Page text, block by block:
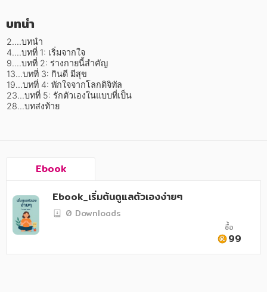
หมวดหมู่หนังสือ
อาหาร สุขภาพ การแพทย์
ศิลปะ บันเทิง กีฬา ท่องเที่ยว
สังคม วัฒนธรรม การปกครอง ศาสนาและปรัชญา
นิตยสาร หนังสือพิมพ์
ครอบครัว
บทนำ
2....บทนำ
4....บทที่ 1: เริ่มจากใจ
9....บทที่ 2: ร่างกายนี้สำคัญ
13...บทที่ 3: กินดี มีสุข
19...บทที่ 4: พักใจจากโลกดิจิทัล
23...บทที่ 5: รักตัวเองในแบบที่เป็น
28...บทส่งท้าย
Ebook
Ebook_เริ่มต้นดูแลตัวเองง่ายๆ
0 Downloads
ซื้อ
99